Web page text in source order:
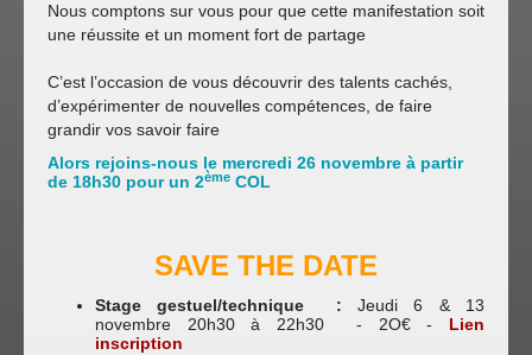
Nous comptons sur vous pour que cette manifestation soit
une réussite et un moment fort de partage
C’est l’occasion de vous découvrir des talents cachés,
d’expérimenter de nouvelles compétences, de faire
grandir vos savoir faire
Alors rejoins-nous le mercredi 26 novembre à partir
de 18h30 pour un 2ème COL
SAVE THE DATE
Stage gestuel/technique : Jeudi 6 & 13
novembre 20h30 à 22h30 - 2O€ -
Lien
inscription